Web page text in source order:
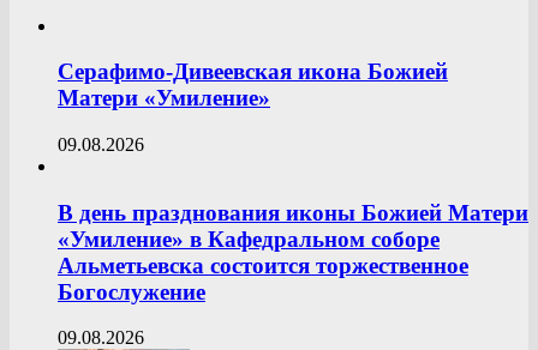
Серафимо-Дивеевская икона Божией
Матери «Умиление»
09.08.2026
В день празднования иконы Божией Матери
«Умиление» в Кафедральном соборе
Альметьевска состоится торжественное
Богослужение
09.08.2026